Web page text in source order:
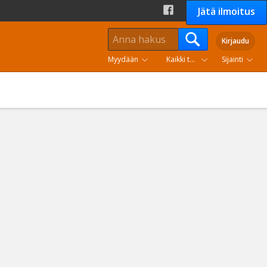
Jätä ilmoitus
Kirjaudu
Myydään
Kaikki tuoteryhmät Sijainti